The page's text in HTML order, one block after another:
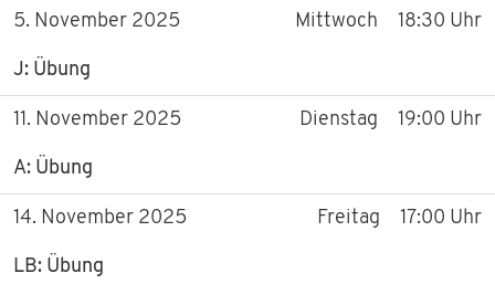
5. November 2025
J: Übung
Mittwoch 18:30 Uhr
11. November 2025
A: Übung
Dienstag 19:00 Uhr
14. November 2025
LB: Übung
Freitag 17:00 Uhr